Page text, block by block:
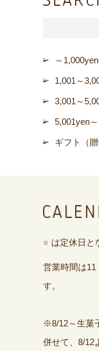
～1,000yen
1,001～
3,001～
5,001yen～
ギフト（贈
■ は定休日と
営業時間は11
す。
※8/12～生菓
併せて、8/12